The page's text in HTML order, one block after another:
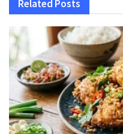
Related Posts